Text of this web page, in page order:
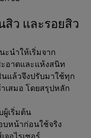
ว และรอยสิว
ะนำให้เริ่มจาก
อาดและแห้งสนิท
นแล้วจึงปรับมาใช้ทุก
เสมอ โดยสรุปหลัก
ผู้เริ่มต้น
หน้าก่อนใช้จริง